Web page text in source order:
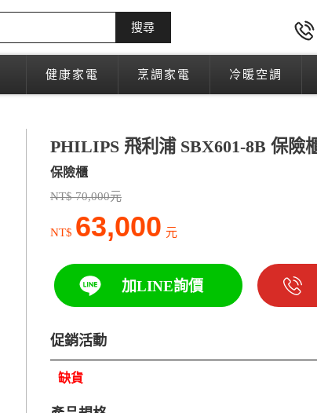
搜尋
健康家電 烹調家電 冷暖空調
PHILIPS 飛利浦 SBX601-8B 保險
保險櫃
NT$ 70,000元
NT$ 63,000 元
加LINE詢價
促銷活動
缺貨